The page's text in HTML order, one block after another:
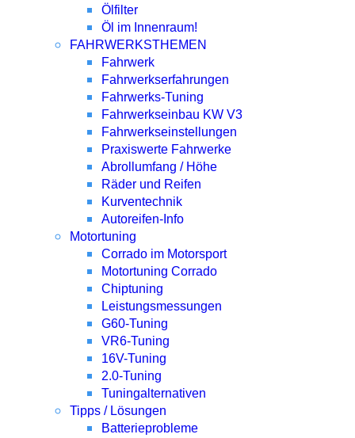
Ölfilter
Öl im Innenraum!
FAHRWERKSTHEMEN
Fahrwerk
Fahrwerkserfahrungen
Fahrwerks-Tuning
Fahrwerkseinbau KW V3
Fahrwerkseinstellungen
Praxiswerte Fahrwerke
Abrollumfang / Höhe
Räder und Reifen
Kurventechnik
Autoreifen-Info
Motortuning
Corrado im Motorsport
Motortuning Corrado
Chiptuning
Leistungsmessungen
G60-Tuning
VR6-Tuning
16V-Tuning
2.0-Tuning
Tuningalternativen
Tipps / Lösungen
Batterieprobleme